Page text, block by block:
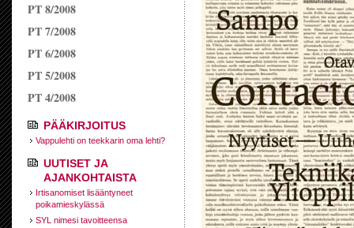
PT 8/2008
PT 7/2008
PT 6/2008
PT 5/2008
PT 4/2008
PÄÄKIRJOITUS
Vappulehti on teekkarin oma lehti?
UUTISET JA
AJANKOHTAISTA
Irtisanomiset lisääntyneet
poikamieskylässä
SYL nimesi tavoitteensa